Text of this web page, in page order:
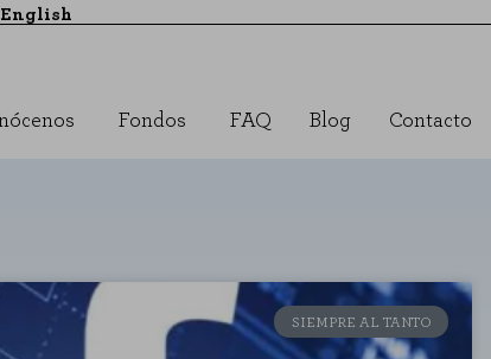
English
Fondos FAQ Blog Contacto
SIEMPRE AL TANTO